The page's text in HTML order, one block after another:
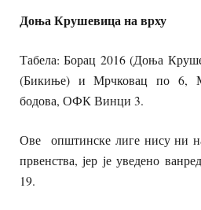
Доња Крушевица на врху
Табела: Борац 2016 (Доња
(Бикиње) и Мрчковац по 6,
бодова, ОФК Винци 3.
Ове општинске лиге нису ни
првенства, јер је уведено
19.